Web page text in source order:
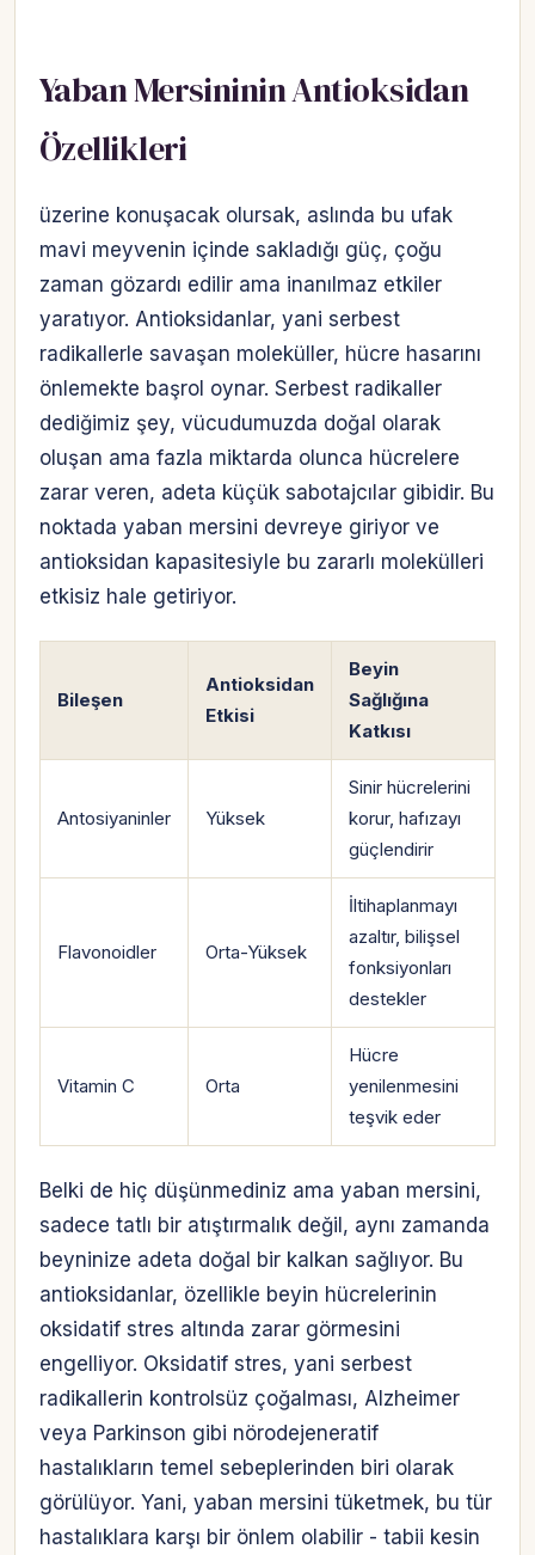
Yaban Mersininin Antioksidan
Özellikleri
üzerine konuşacak olursak, aslında bu ufak
mavi meyvenin içinde sakladığı güç, çoğu
zaman gözardı edilir ama inanılmaz etkiler
yaratıyor. Antioksidanlar, yani serbest
radikallerle savaşan moleküller, hücre hasarını
önlemekte başrol oynar. Serbest radikaller
dediğimiz şey, vücudumuzda doğal olarak
oluşan ama fazla miktarda olunca hücrelere
zarar veren, adeta küçük sabotajcılar gibidir. Bu
noktada yaban mersini devreye giriyor ve
antioksidan kapasitesiyle bu zararlı molekülleri
etkisiz hale getiriyor.
Bileşen
Antioksidan
Etkisi
Beyin
Sağlığına
Katkısı
Antosiyaninler Yüksek
Sinir hücrelerini
korur, hafızayı
güçlendirir
Flavonoidler Orta-Yüksek
İltihaplanmayı
azaltır, bilişsel
fonksiyonları
destekler
Vitamin C Orta
Hücre
yenilenmesini
teşvik eder
Belki de hiç düşünmediniz ama yaban mersini,
sadece tatlı bir atıştırmalık değil, aynı zamanda
beyninize adeta doğal bir kalkan sağlıyor. Bu
antioksidanlar, özellikle beyin hücrelerinin
oksidatif stres altında zarar görmesini
engelliyor. Oksidatif stres, yani serbest
radikallerin kontrolsüz çoğalması, Alzheimer
veya Parkinson gibi nörodejeneratif
hastalıkların temel sebeplerinden biri olarak
görülüyor. Yani, yaban mersini tüketmek, bu tür
hastalıklara karşı bir önlem olabilir - tabii kesin